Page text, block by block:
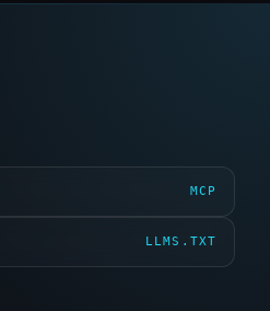
MCP
LLMS.TXT